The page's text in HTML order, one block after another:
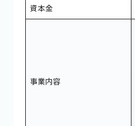
資本金
事業内容